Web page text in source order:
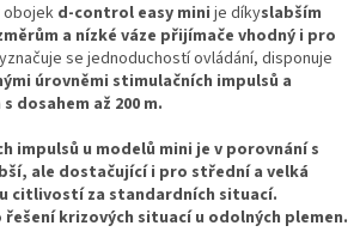
obojek d-control easy mini je díkyslabším
a nízké váze přijímače vhodný i pro
se jednoduchostí ovládání, disponuje
úrovněmi stimulačních impulsů a
dosahem až 200 m.
impulsů u modelů mini je v porovnání s
ale dostačující i pro střední a velká
citlivostí za standardních situací.
krizových situací u odolných plemen.